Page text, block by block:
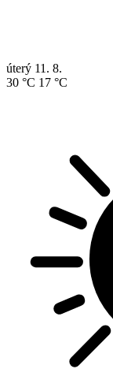
úterý 11. 8.
30 °C 17 °C